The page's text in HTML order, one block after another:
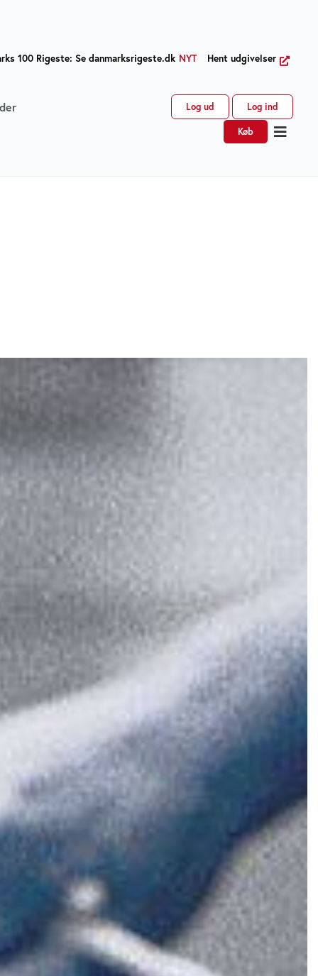
100 Rigeste: Se danmarksrigeste.dk NYT Hent udgivelser
Log ud Log ind
Køb